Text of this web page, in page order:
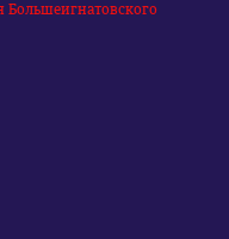
Большеигнатовского